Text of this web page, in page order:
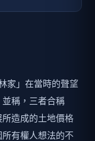
家」在當時的聲望
稱，三者合稱
所造成的土地價格
有權人想法的不